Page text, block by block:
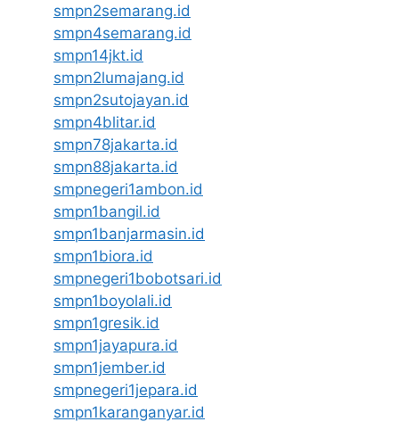
smpn2semarang.id
smpn4semarang.id
smpn14jkt.id
smpn2lumajang.id
smpn2sutojayan.id
smpn4blitar.id
smpn78jakarta.id
smpn88jakarta.id
smpnegeri1ambon.id
smpn1bangil.id
smpn1banjarmasin.id
smpn1biora.id
smpnegeri1bobotsari.id
smpn1boyolali.id
smpn1gresik.id
smpn1jayapura.id
smpn1jember.id
smpnegeri1jepara.id
smpn1karanganyar.id